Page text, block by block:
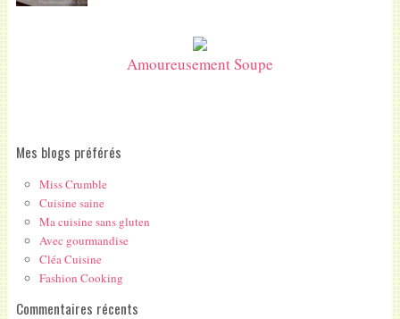
Amoureusement Soupe
Mes blogs préférés
Miss Crumble
Cuisine saine
Ma cuisine sans gluten
Avec gourmandise
Cléa Cuisine
Fashion Cooking
Commentaires récents